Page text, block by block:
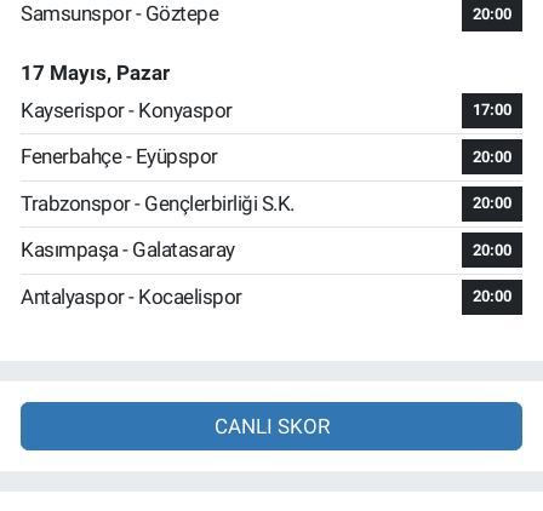
Samsunspor - Göztepe 20:00
17 Mayıs, Pazar
Kayserispor - Konyaspor
17:00
Fenerbahçe - Eyüpspor 20:00
Trabzonspor - Gençlerbirliği S.K. 20:00
Kasımpaşa - Galatasaray 20:00
Antalyaspor - Kocaelispor 20:00
CANLI SKOR